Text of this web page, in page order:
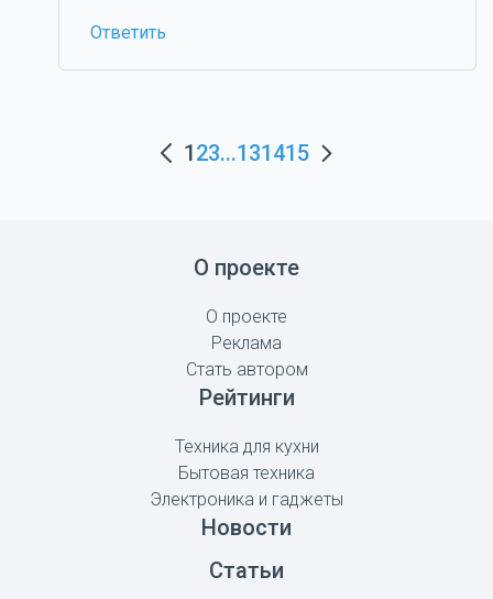
Ответить
123...131415
О проекте
О проекте
Реклама
Стать автором
Рейтинги
Техника для кухни
Бытовая техника
Электроника и гаджеты
Новости
Статьи